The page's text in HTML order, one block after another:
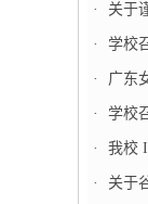
· 关于
· 学校
· 广东
· 学校
· 我校
· 关于